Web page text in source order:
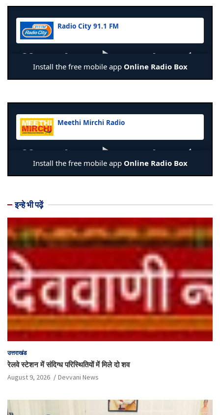
इन्हे भी पढ़ें
उत्तराखंड
रेलवे स्टेशन में संदिग्ध परिस्थितियों में मिले दो शव
August 9, 2026 Devvani News